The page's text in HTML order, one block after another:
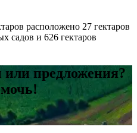
расположено 27 гектаров
садов и 626 гектаров
или предложения?